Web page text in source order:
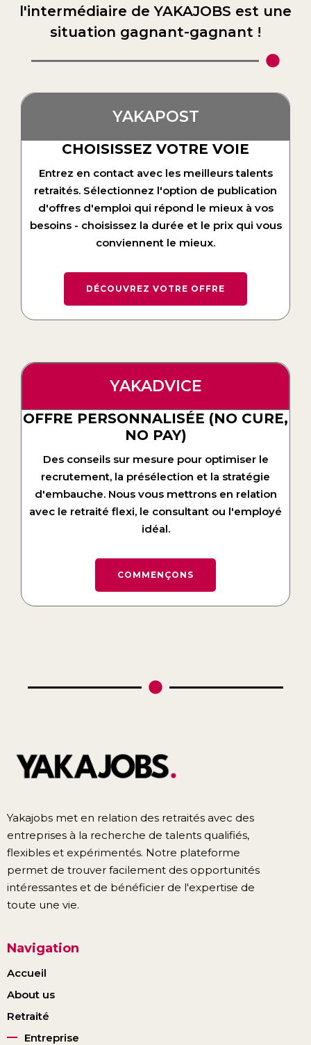
l'intermédiaire de YAKAJOBS est une
situation gagnant-gagnant !
YAKAPOST
CHOISISSEZ VOTRE VOIE
Entrez en contact avec les meilleurs talents
retraités. Sélectionnez l'option de publication
d'offres d'emploi qui répond le mieux à vos
besoins - choisissez la durée et le prix qui vous
conviennent le mieux.
DÉCOUVREZ VOTRE OFFRE
YAKADVICE
OFFRE PERSONNALISÉE (NO CURE,
NO PAY)
Des conseils sur mesure pour optimiser le
recrutement, la présélection et la stratégie
d'embauche. Nous vous mettrons en relation
avec le retraité flexi, le consultant ou l'employé
idéal.
COMMENÇONS
Yakajobs met en relation des retraités avec des
entreprises à la recherche de talents qualifiés,
flexibles et expérimentés. Notre plateforme
permet de trouver facilement des opportunités
intéressantes et de bénéficier de l'expertise de
toute une vie.
Navigation
Accueil
About us
Retraité
Entreprise